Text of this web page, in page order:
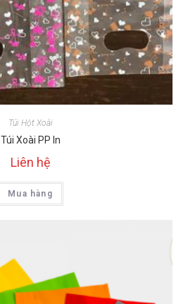
Túi Hột Xoài
Túi Xoài PP In
Liên hệ
Mua hàng